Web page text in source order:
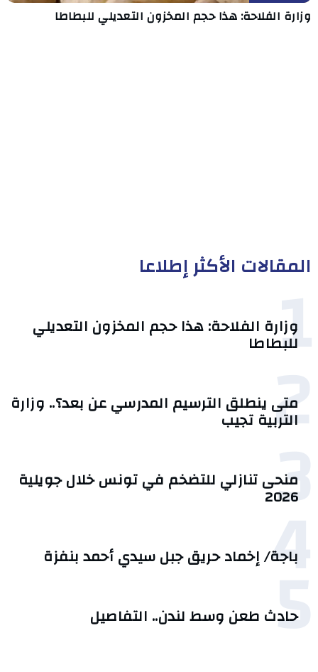
وزارة الفلاحة: هذا حجم المخزون التعديلي للبطاطا
المقالات الأكثر إطلاعا
1
وزارة الفلاحة: هذا حجم المخزون التعديلي
للبطاطا
2
متى ينطلق الترسيم المدرسي عن بعد؟.. وزارة
التربية تجيب
3 منحى تنازلي ‎للتضخم في تونس خلال جويلية
2026‎
4
باجة/ إخماد حريق جبل سيدي أحمد بنفزة
5
حادث طعن وسط لندن.. التفاصيل